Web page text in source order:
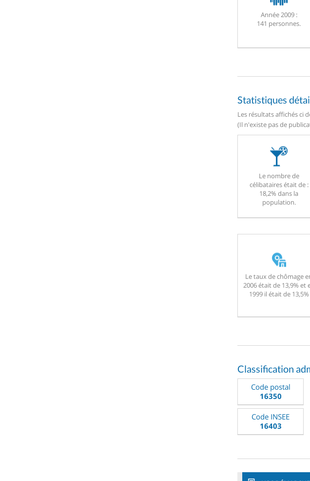
Année 2009 :
141 personnes.
Statistiques
Les résultats affichés ci
(Il n'existe pas de
Le nombre de
célibataires était de :
18,2% dans la
population.
Le taux de chômage
2006 était de 13,9% et
1999 il était de 13,5%
Classification
Code postal
16350
Code INSEE
16403